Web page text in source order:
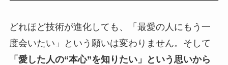
どれほど技術が進化しても、「最愛の人にもう一
度会いたい」という願いは変わりません。そして
「愛した人の“本心”を知りたい」という思いから